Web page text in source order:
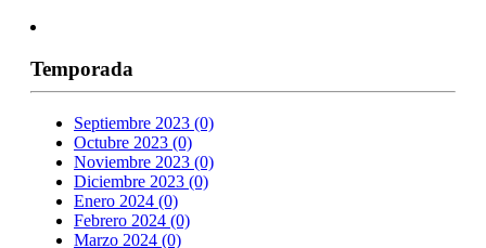
Temporada
Septiembre 2023 (0)
Octubre 2023 (0)
Noviembre 2023 (0)
Diciembre 2023 (0)
Enero 2024 (0)
Febrero 2024 (0)
Marzo 2024 (0)